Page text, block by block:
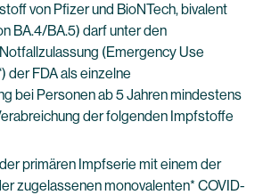
von Pfizer und BioNTech, bivalent
BA.4/BA.5) darf unter den
(Emergency Use
der FDA als einzelne
bei Personen ab 5 Jahren mindestens
der folgenden Impfstoffe
primären Impfserie mit einem der
zugelassenen monovalenten* COVID-